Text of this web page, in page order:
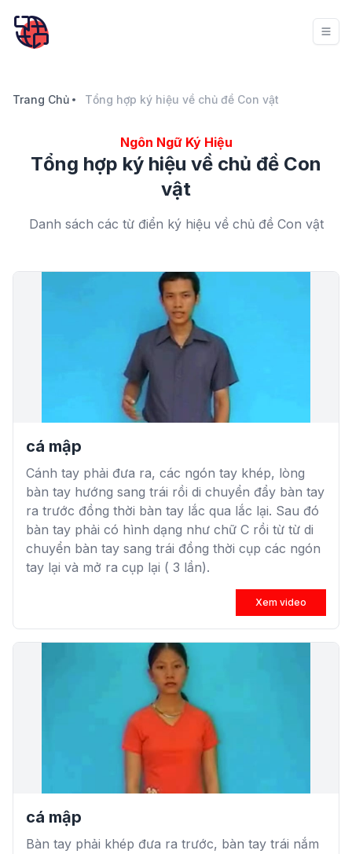
Trang Chủ Tổng hợp ký hiệu về chủ đề Con vật
Ngôn Ngữ Ký Hiệu
Tổng hợp ký hiệu về chủ đề Con
vật
Danh sách các từ điển ký hiệu về chủ đề Con vật
cá mập
Cánh tay phải đưa ra, các ngón tay khép, lòng
bàn tay hướng sang trái rồi di chuyển đẩy bàn tay
ra trước đồng thời bàn tay lắc qua lắc lại. Sau đó
bàn tay phải có hình dạng như chữ C rồi từ từ di
chuyển bàn tay sang trái đồng thời cụp các ngón
tay lại và mở ra cụp lại ( 3 lần).
Xem video
cá mập
Bàn tay phải khép đưa ra trước, bàn tay trái nắm